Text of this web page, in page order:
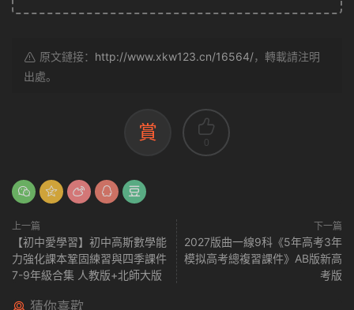
原文鏈接： http://www.xkw123.cn/16564/，轉載請注明
出處。
賞 0
上一篇
【初中愛學習】初中高斯數學能
力強化課本鞏固練習與四季課件
7-9年級合集 人教版+北師大版
下一篇
2027版曲一線9科《5年高考3年
模拟高考總複習課件》AB版新高
考版
猜你喜歡